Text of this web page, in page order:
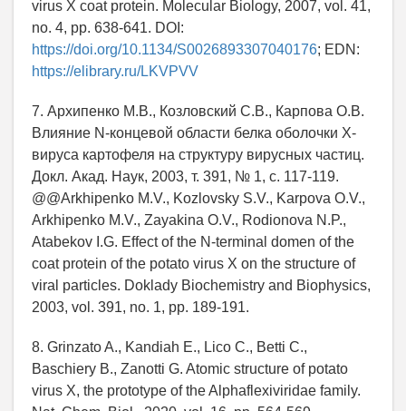
virus X coat protein. Molecular Biology, 2007, vol. 41,
no. 4, pp. 638-641. DOI:
https://doi.org/10.1134/S0026893307040176; EDN:
https://elibrary.ru/LKVPVV
7. Архипенко М.В., Козловский С.В., Карпова О.В.
Влияние N-концевой области белка оболочки X-
вируса картофеля на структуру вирусных частиц.
Докл. Акад. Наук, 2003, т. 391, № 1, с. 117-119.
@@Arkhipenko M.V., Kozlovsky S.V., Karpova O.V.,
Arkhipenko M.V., Zayakina O.V., Rodionova N.P.,
Atabekov I.G. Effect of the N-terminal domen of the
coat protein of the potato virus X on the structure of
viral particles. Doklady Biochemistry and Biophysics,
2003, vol. 391, no. 1, pp. 189-191.
8. Grinzato A., Kandiah E., Lico C., Betti C.,
Baschiery B., Zanotti G. Atomic structure of potato
virus X, the prototype of the Alphaflexiviridae family.